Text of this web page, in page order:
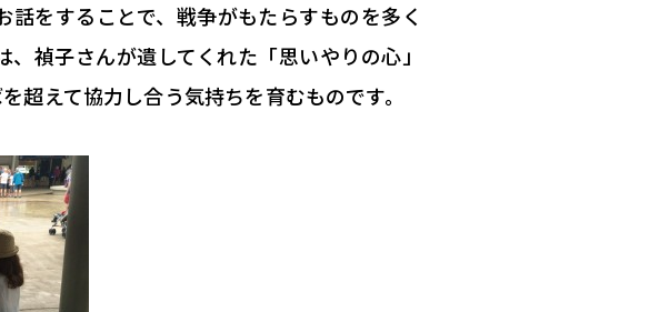
をすることで、戦争がもたらすものを多く
禎子さんが遺してくれた「思いやりの心」
超えて協力し合う気持ちを育むものです。